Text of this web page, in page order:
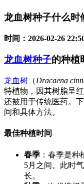
龙血树种子什么时
时间： 2026-02-26
龙血树种子的种植
龙血树 （Dracaena
特植物，因其树脂呈
还被用于传统医药。
间和具体方法。
最佳种植时间
春季 ：春季是种
5月之间。此时
长。